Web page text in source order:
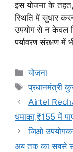
इस योजना के तहत,
स्थिति में सुधार
उपयोग से न केवल
पर्यावरण संरक्षण में
Categories
योजना
Tags
प्रधानमंत्री
Airtel
धमाका,₹155 में
जिओ
अब तक का सबसे